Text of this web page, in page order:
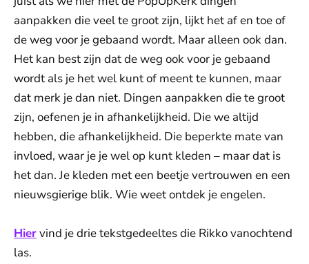
aanpakken die veel te groot zijn, lijkt het af en toe of
de weg voor je gebaand wordt. Maar alleen ook dan.
Het kan best zijn dat de weg ook voor je gebaand
wordt als je het wel kunt of meent te kunnen, maar
dat merk je dan niet. Dingen aanpakken die te groot
zijn, oefenen je in afhankelijkheid. Die we altijd
hebben, die afhankelijkheid. Die beperkte mate van
invloed, waar je je wel op kunt kleden – maar dat is
het dan. Je kleden met een beetje vertrouwen en een
nieuwsgierige blik. Wie weet ontdek je engelen.
Hiervind je drie tekstgedeeltes die Rikko vanochtend
las.